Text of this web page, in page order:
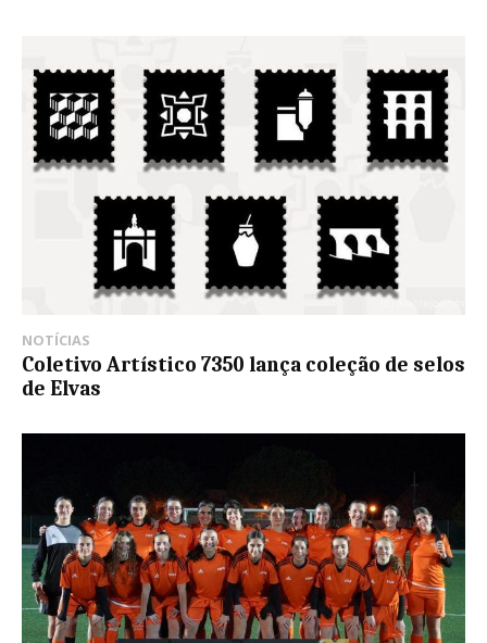
NOTÍCIAS
Coletivo Artístico 7350 lança coleção de selos
de Elvas